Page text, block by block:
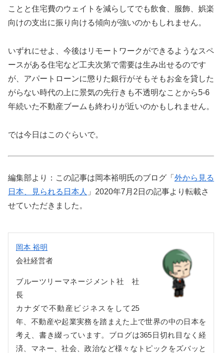
ことと住宅費のウェイトを減らしてでも飲食、服飾、娯楽
向けの支出に振り向ける傾向が強いのかもしれません。
いずれにせよ、今後はリモートワークができるようなスペ
ースがある住宅など工夫次第で需要は生み出せるのです
が、アパートローンに懲りた銀行がそもそもお金を貸した
がらない時代の上に景気の先行きも不透明なことから5-6
年続いた不動産ブームも終わりが近いのかもしれません。
では今日はこのぐらいで。
編集部より：この記事は岡本裕明氏のブログ「 外から見る
日本、見られる日本人 」2020年7月2日の記事より転載さ
せていただきました。
岡本 裕明
会社経営者
ブルーツリーマネージメント社 社
長
カナダで不動産ビジネスをして25
年、不動産や起業実務を踏まえた上で世界の中の日本を
考え、書き綴っています。ブログは365日切れ目なく経
済、マネー、社会、政治など様々なトピックをズバッと